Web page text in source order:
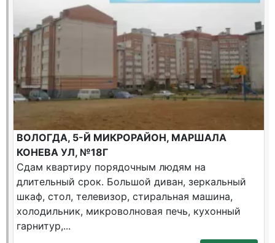
ВОЛОГДА, 5-Й МИКРОРАЙОН, МАРШАЛА
КОНЕВА УЛ, №18Г
Сдам квартиру порядочным людям на
длительный срок. Большой диван, зеркальный
шкаф, стол, телевизор, стиральная машина,
холодильник, микроволновая печь, кухонный
гарнитур,...